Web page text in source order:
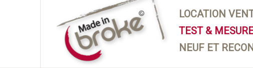
LOCATION
TEST &
NEUF ET